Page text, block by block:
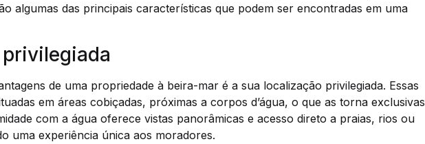
algumas das principais características que podem ser encontradas em uma
de uma propriedade à beira-mar é a sua localização privilegiada. Essas
em áreas cobiçadas, próximas a corpos d’água, o que as torna exclusivas
com a água oferece vistas panorâmicas e acesso direto a praias, rios ou
uma experiência única aos moradores.